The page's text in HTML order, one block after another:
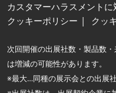
カスタマーハラスメント
クッキーポリシー
クッ
次回開催の出展社数・製品数
は増減の可能性があります。
※最大…同種の展示会との出展